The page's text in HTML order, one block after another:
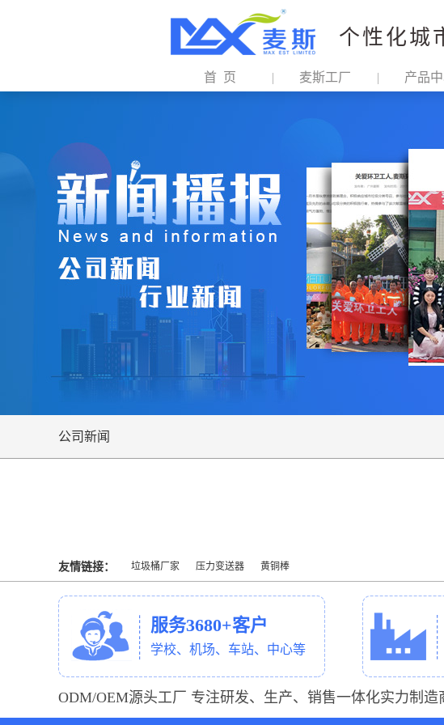
个性化城
首 页 麦斯工厂 产品
公司新闻
友情链接： 垃圾桶厂家 压力变送器 黄铜棒
服务3680+客户
学校、机场、车站、中心等
ODM/OEM源头工厂 专注研发、生产、销售一体化实力